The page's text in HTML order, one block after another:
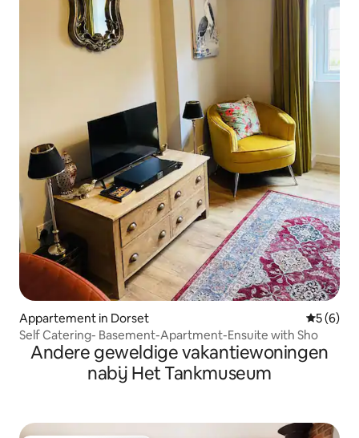
Appartement in Dorset
5 (6)
Self Catering- Basement-Apartment-Ensuite with Sho
Andere geweldige vakantiewoningen
nabij Het Tankmuseum